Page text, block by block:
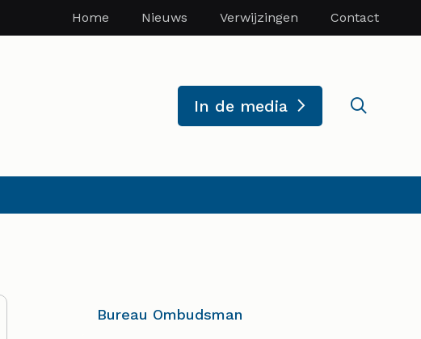
Home Nieuws Verwijzingen Contact
In de media
Bureau Ombudsman